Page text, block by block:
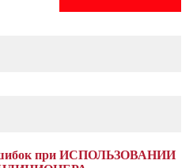
при ИСПОЛЬЗОВАНИИ